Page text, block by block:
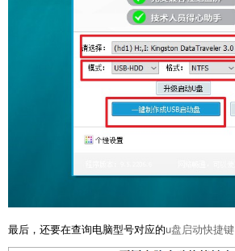
最后，还要在查询电脑型号对应的u盘启动快捷键